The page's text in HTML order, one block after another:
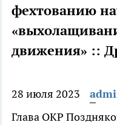
фехтованию
движения» ::
28 июля 2023
Глава ОКР